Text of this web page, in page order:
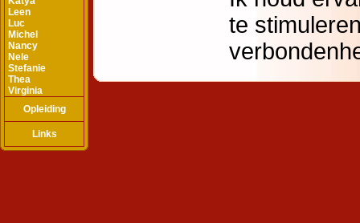
Leen
Luc
Michel
Nancy
Nele
Stefanie
Thea
Virginia
Opleiding
Links